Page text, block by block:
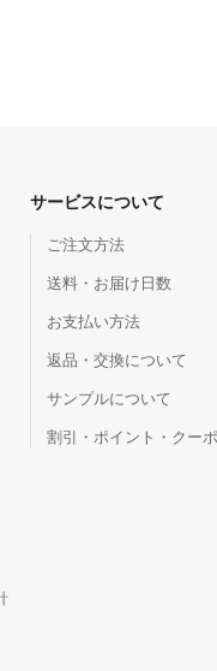
サービスについて
ご注文方法
送料・お届け日数
お支払い方法
返品・交換について
サンプルについて
割引・ポイント・クー